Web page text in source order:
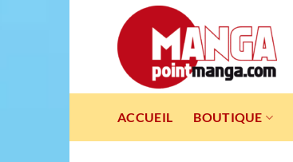
ACCUEIL BOUTIQUE